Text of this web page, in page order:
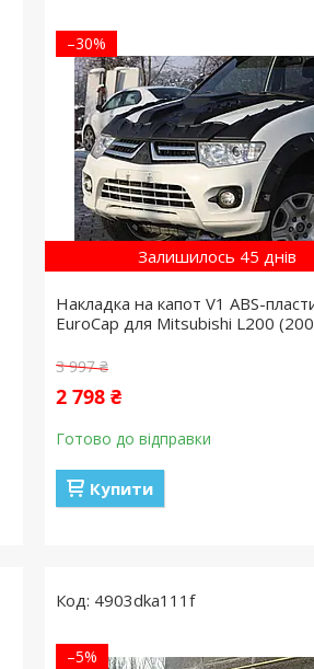
Залишилось 45 днів
–30%
Накладка на капот V1 ABS-
EuroCap для Mitsubishi L200
3 997 ₴
2 798 ₴
Готово до відправки
Купити
4903dka111f
–5%